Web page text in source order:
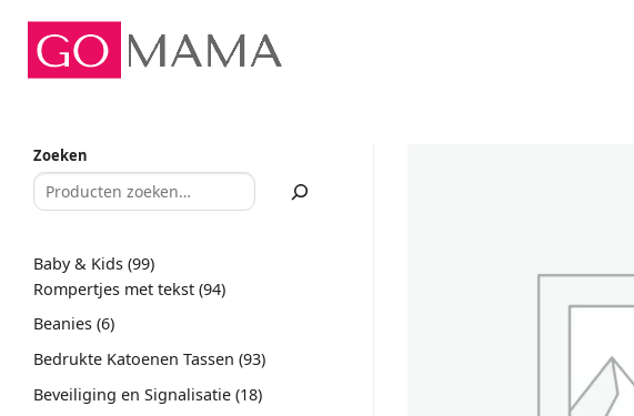
inhoud
Zoeken
Baby & Kids 9999
producten
Rompertjes met tekst 9494
Beanies 66
Bedrukte Katoenen Tassen 9393
Beveiliging en Signalisatie 1818